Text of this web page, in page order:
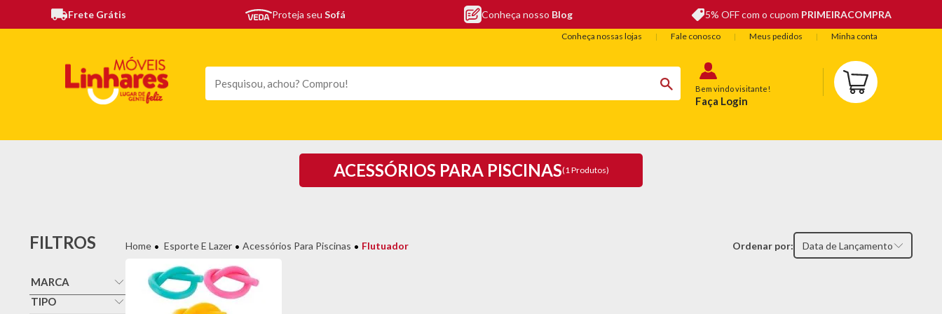
Frete Grátis Proteja seu Sofá Conheça nosso Blog 5% OFF com o cupom PRIMEIRACOMPRA
Conheça nossas lojas Fale conosco Meus pedidos Minha conta
Bem vindo visitante!
Faça Login
ACESSÓRIOS PARA PISCINAS(1 Produtos)
FILTROS
MARCA
Mor
TIPO
Esporte E Lazer Acessórios Para Piscinas Flutuador Ordenar por: Data de Lançamento